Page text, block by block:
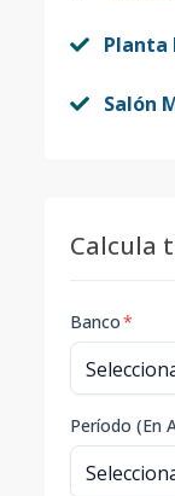
Planta
Salón
Calcula
Banco*
Período (En